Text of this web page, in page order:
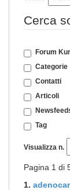
Cerca
Forum
Categorie
Contatti
Articoli
Tag
Visualizza n.
Pagina 1 di
1.